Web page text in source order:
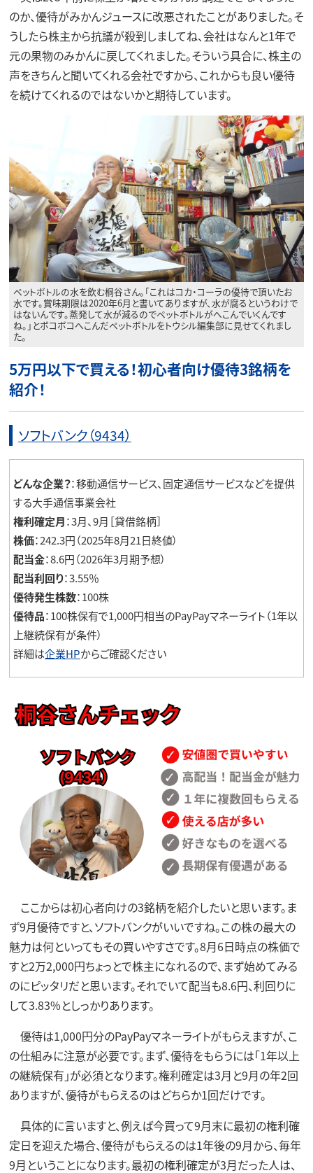
のか、優待がみかんジュースに改悪されたことがありました。そ
うしたら株主から抗議が殺到しましてね、会社はなんと1年で
元の果物のみかんに戻してくれました。そういう具合に、株主の
声をきちんと聞いてくれる会社ですから、これからも良い優待
を続けてくれるのではないかと期待しています。
ペットボトルの水を飲む桐谷さん。「これはコカ・コーラの優待で頂いたお
水です。賞味期限は2020年6月と書いてありますが、水が腐るというわけで
はないんです。蒸発して水が減るのでペットボトルがへこんでいくんです
ね。」とボコボコへこんだペットボトルをトウシル編集部に見せてくれまし
た。
5万円以下で買える！初心者向け優待3銘柄を
紹介！
ソフトバンク（9434）
どんな企業？：移動通信サービス、固定通信サービスなどを提供
する大手通信事業会社
権利確定月：3月、9月［貸借銘柄］
株価：242.3円（2025年8月21日終値）
配当金：8.6円（2026年3月期予想）
配当利回り：3.55％
優待発生株数：100株
優待品：100株保有で1,000円相当のPayPayマネーライト（1年以
上継続保有が条件）
詳細は企業HPからご確認ください
ここからは初心者向けの3銘柄を紹介したいと思います。ま
ず9月優待ですと、ソフトバンクがいいですね。この株の最大の
魅力は何といってもその買いやすさです。8月6日時点の株価で
すと2万2,000円ちょっとで株主になれるので、まず始めてみる
のにピッタリだと思います。それでいて配当も8.6円、利回りに
して3.83%としっかりあります。
優待は1,000円分のPayPayマネーライトがもらえますが、こ
の仕組みに注意が必要です。まず、優待をもらうには「1年以上
の継続保有」が必須となります。権利確定は3月と9月の年2回
ありますが、優待がもらえるのはどちらか1回だけです。
具体的に言いますと、例えば今買って9月末に最初の権利確
定日を迎えた場合、優待がもらえるのは1年後の9月から、毎年
9月ということになります。最初の権利確定が3月だった人は、